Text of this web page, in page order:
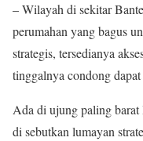
– Wilayah di sekitar
perumahan yang bagus
strategis, tersedianya
tinggalnya condong
Ada di ujung paling barat
di sebutkan lumayan